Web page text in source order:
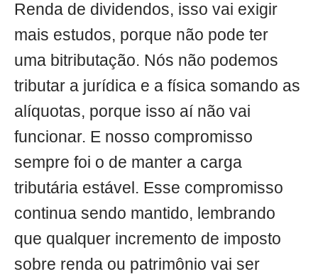
Renda de dividendos, isso vai exigir
mais estudos, porque não pode ter
uma bitributação. Nós não podemos
tributar a jurídica e a física somando as
alíquotas, porque isso aí não vai
funcionar. E nosso compromisso
sempre foi o de manter a carga
tributária estável. Esse compromisso
continua sendo mantido, lembrando
que qualquer incremento de imposto
sobre renda ou patrimônio vai ser